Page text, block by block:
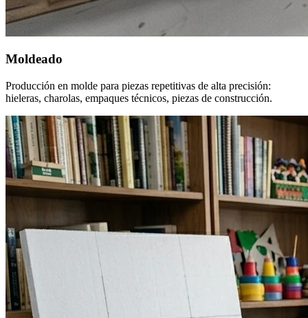
Moldeado
Producción en molde para piezas repetitivas de alta precisión:
hieleras, charolas, empaques técnicos, piezas de construcción.